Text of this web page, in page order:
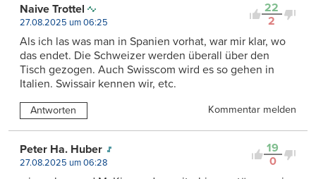
22
2
Naive Trottel
27.08.2025 um 06:25
Als ich las was man in Spanien vorhat, war mir klar, wo
das endet. Die Schweizer werden überall über den
Tisch gezogen. Auch Swisscom wird es so gehen in
Italien. Swissair kennen wir, etc.
Antworten Kommentar melden
19
0
Peter Ha. Huber
27.08.2025 um 06:28